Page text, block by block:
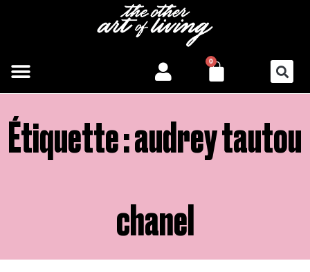
0 PANIER
Étiquette : audrey tautou
chanel